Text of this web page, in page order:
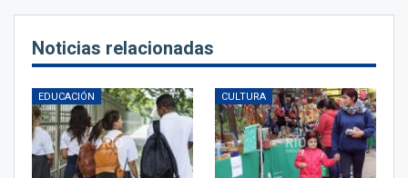
Noticias relacionadas
EDUCACIÓN CULTURA